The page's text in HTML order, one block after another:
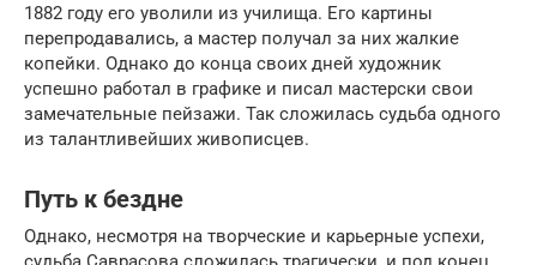
1882 году его уволили из училища. Его картины
перепродавались, а мастер получал за них жалкие
копейки. Однако до конца своих дней художник
успешно работал в графике и писал мастерски свои
замечательные пейзажи. Так сложилась судьба одного
из талантливейших живописцев.
Путь к бездне
Однако, несмотря на творческие и карьерные успехи,